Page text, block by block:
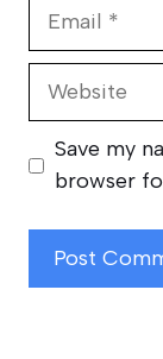
Website
Save my
browser